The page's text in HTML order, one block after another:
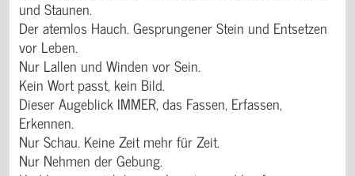
und Staunen.
Der atemlos Hauch. Gesprungener Stein und Entsetzen
vor Leben.
Nur Lallen und Winden vor Sein.
Kein Wort passt, kein Bild.
Dieser Augeblick IMMER, das Fassen, Erfassen,
Erkennen.
Nur Schau. Keine Zeit mehr für Zeit.
Nur Nehmen der Gebung.